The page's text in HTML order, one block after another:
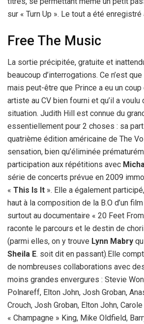
sur « Turn Up ». Le tout a été
Free The Music
La sortie précipitée, gratuite et
beaucoup d’interrogations. Ce n’est
mais peut-être que Prince a eu un
artiste au CV bien fourni et qu’il a voulu
situation. Judith Hill est connue du
essentiellement pour 2 choses : sa
quatrième édition américaine de The
sensation, bien qu’éliminée
participation aux répétitions avec
série de concerts prévue en 2009
« This Is It ». Elle a également
haut à la composition de la B.O d’un
surtout au documentaire « 20 Feet
raconte le parcours et le destin de
(parmi elles, on y trouve Lynn Mabry
Sheila E. soit dit en passant).Elle
de nombreuses collaborations avec
moins grandes envergures : Stevie
Polnareff, Elton John, Josh Groban,
Crouch, Josh Groban, Elton John,
« Champagne » King, Mike Oldfield,